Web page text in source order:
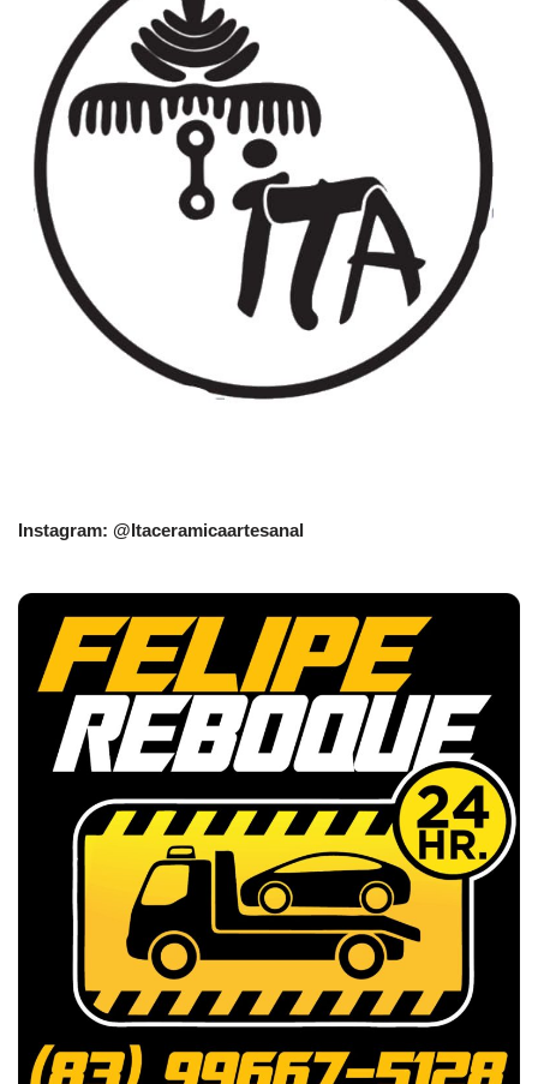
Instagram: @Itaceramicaartesanal